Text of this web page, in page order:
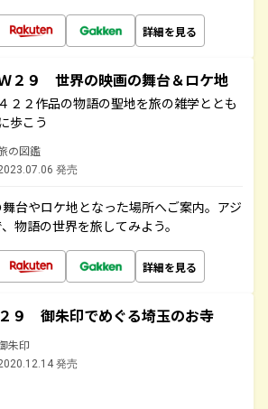
詳細を見る
２９ 世界の映画の舞台＆ロケ地
４２２作品の物語の聖地を旅の雑学ととも
に歩こう
の図鑑
発売
台やロケ地となった場所へご案内。アジ
物語の世界を旅してみよう。
詳細を見る
２９ 御朱印でめぐる埼玉のお寺
朱印
発売